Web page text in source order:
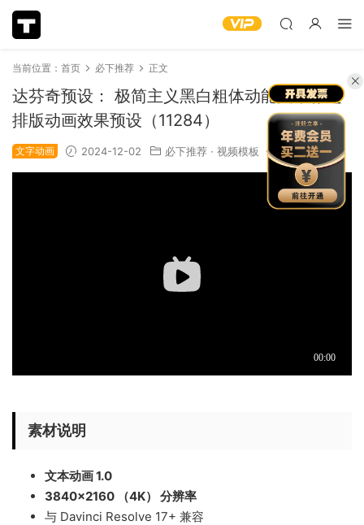
当前位置： 首页 必下推荐 正文
达芬奇预设： 极简主义黑白粗体动能文本标题
排版动画效果预设（11284）
文字动画 2024-12-02 必下推荐 · 视频模板 1.11k
素材说明
文本动画 1.0
3840×2160 （4K） 分辨率
与 Davinci Resolve 17+ 兼容